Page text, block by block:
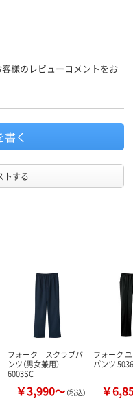
様のレビューコメントをお
く
トする
フォーク スクラブパ
ンツ（男女兼用）
6003SC
￥3,990～（税込）
フォーク
パンツ
￥